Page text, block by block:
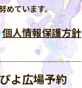
めています。
個人情報保護方針
よ広場予約